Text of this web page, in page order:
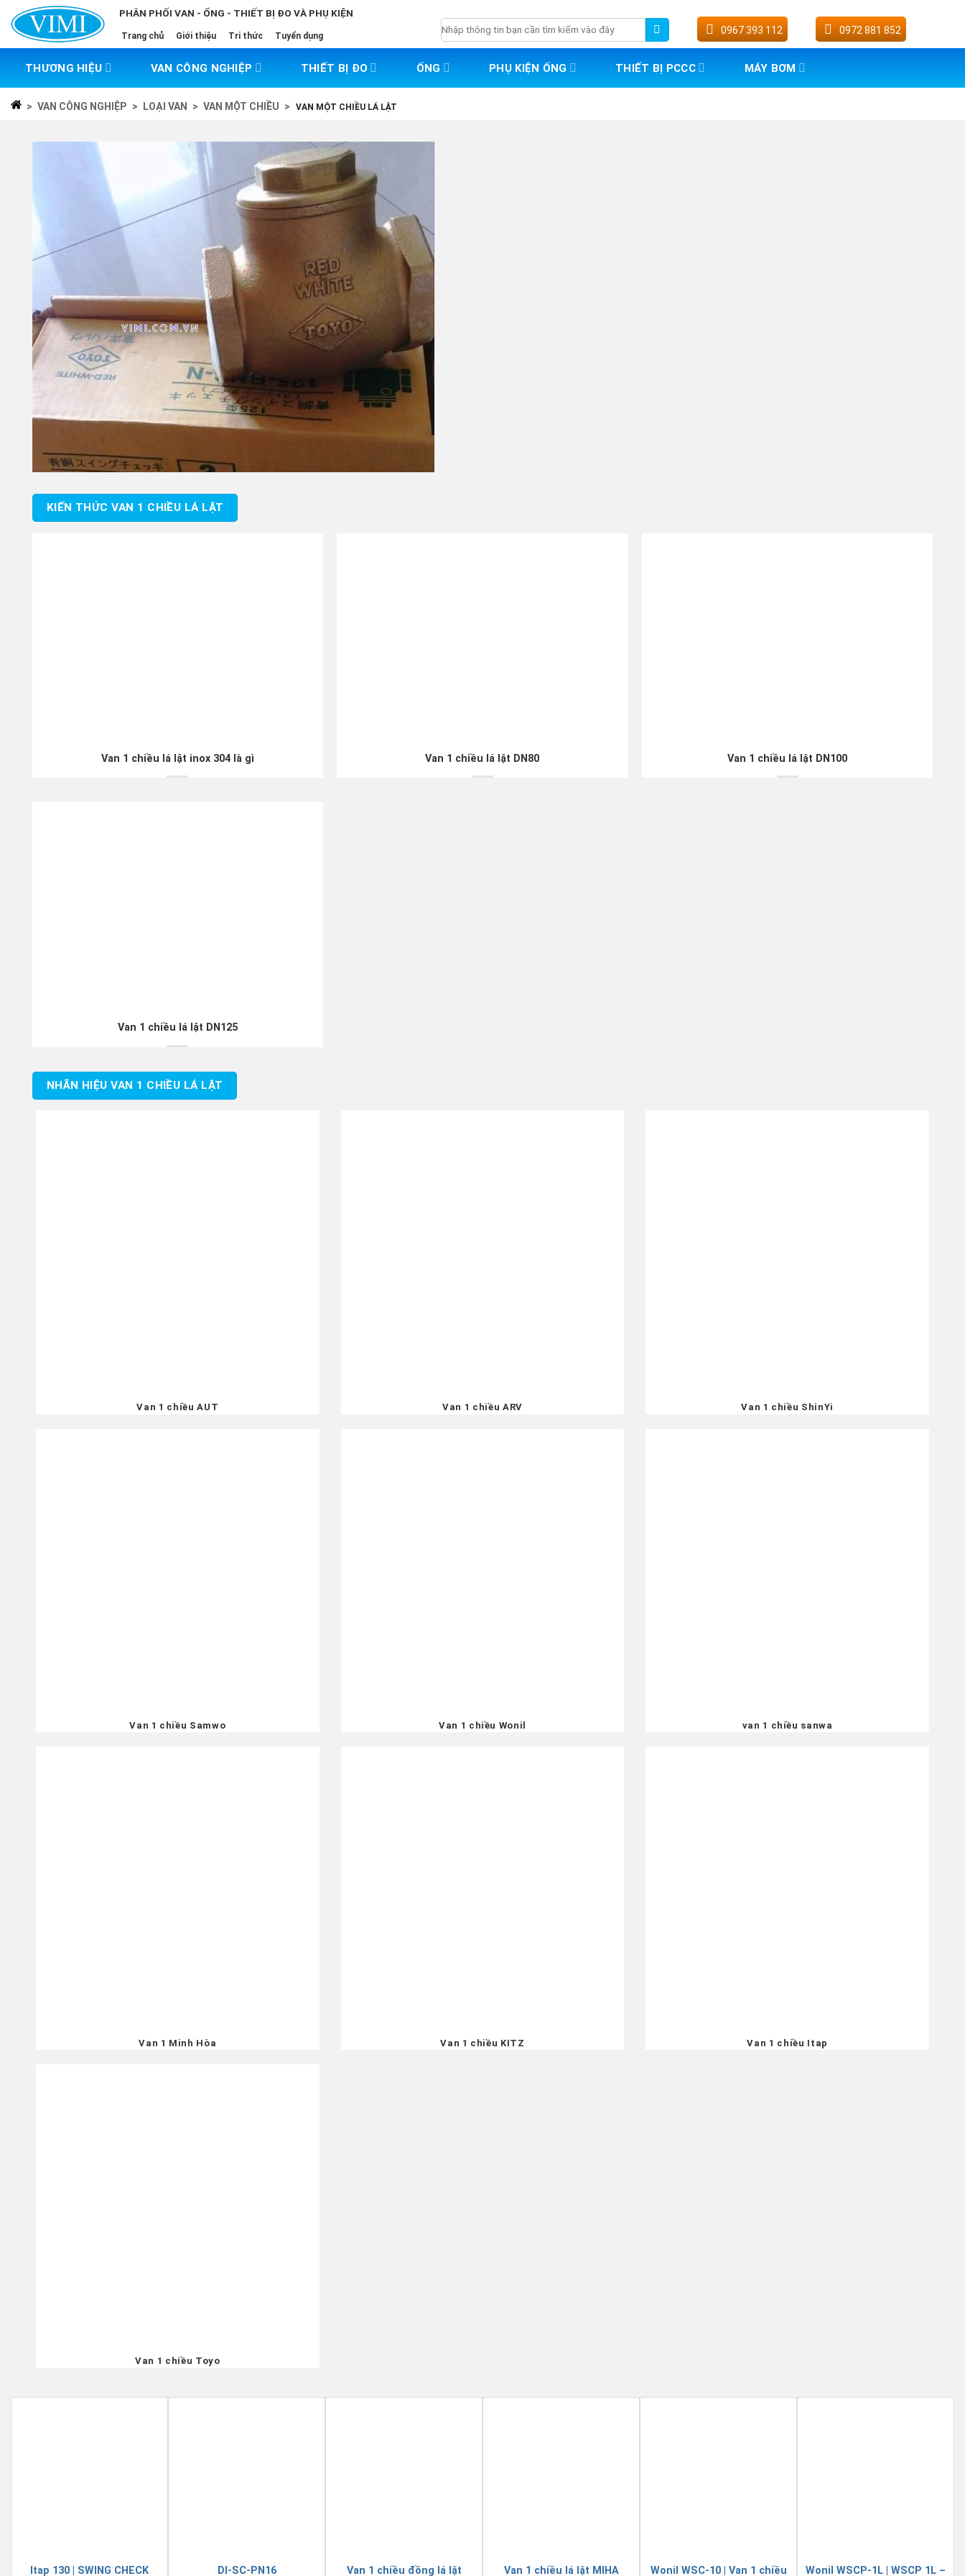
content
PHÂN PHỐI VAN - ỐNG - THIẾT BỊ ĐO VÀ PHỤ KIỆN
Trang chủ Giới thiệu Tri thức Tuyển dụng
Tìm
kiếm:
0967 393 112 0972 881 852
THƯƠNG HIỆU VAN CÔNG NGHIỆP THIẾT BỊ ĐO ỐNG PHỤ KIỆN ỐNG THIẾT BỊ PCCC MÁY BƠM
> VAN CÔNG NGHIỆP > LOẠI VAN > VAN MỘT CHIỀU > VAN MỘT CHIỀU LÁ LẬT
KIẾN THỨC VAN 1 CHIỀU LÁ LẬT
Van 1 chiều lá lật inox 304 là gì Van 1 chiều lá lật DN80 Van 1 chiều lá lật DN100
Van 1 chiều lá lật DN125
NHÃN HIỆU VAN 1 CHIỀU LÁ LẬT
Van 1 chiều AUT Van 1 chiều ARV Van 1 chiều ShinYi
Van 1 chiều Samwo Van 1 chiều Wonil van 1 chiều sanwa
Van 1 Minh Hòa Van 1 chiều KITZ Van 1 chiều Itap
Van 1 chiều Toyo
Itap 130 | SWING CHECK DI-SC-PN16 Van 1 chiều đồng lá lật Van 1 chiều lá lật MIHA Wonil WSC-10 | Van 1 chiều Wonil WSCP-1L | WSCP 1L –